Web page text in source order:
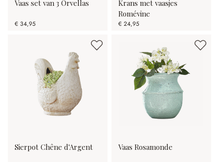
Vaas set van 3 Orvellas
€ 34,95
Krans met vaasjes
Romévine
€ 24,95
Sierpot Chêne d'Argent Vaas Rosamonde